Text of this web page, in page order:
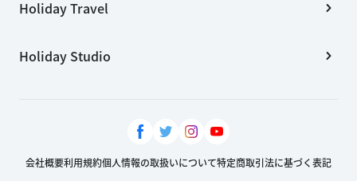
Holiday Travel
Holiday Studio
会社概要利用規約個人情報の取扱いについて特定商取引法に基づく表記